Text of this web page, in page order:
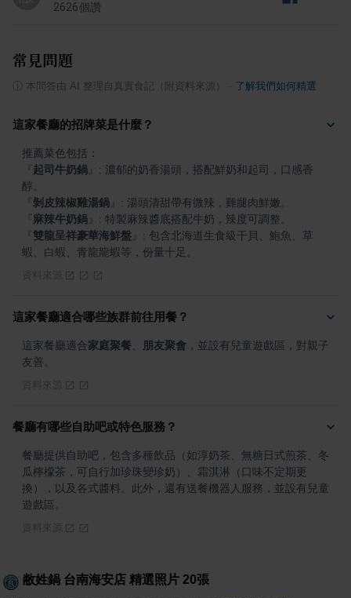
2626個讚
常見問題
本問答由 AI 整理自真實食記（附資料來源） 了解我們如何精選
這家餐廳的招牌菜是什麼？
起司牛奶鍋
: 濃郁的奶香湯頭，搭配鮮奶和起司，口感香
剝皮辣椒雞湯鍋
麻辣牛奶鍋
雙龍呈祥豪華海鮮盤
: 包含北海道生食級干貝、鮑魚、草
蝦、白蝦、青龍龍蝦等，份量十足。
這家餐廳適合哪些族群前往用餐？
這家餐廳適合家庭聚餐 朋友聚會 ，並設有兒童遊戲區，對親子
友善。
餐廳有哪些自助吧或特色服務？
餐廳提供自助吧，包含多種飲品（如淳奶茶、無糖日式煎茶、冬
瓜檸檬茶，可自行加珍珠變珍奶）、霜淇淋（口味不定期更
換），以及各式醬料。此外，還有送餐機器人服務，並設有兒童
遊戲區。
敝姓鍋 台南海安店 精選照片 20張